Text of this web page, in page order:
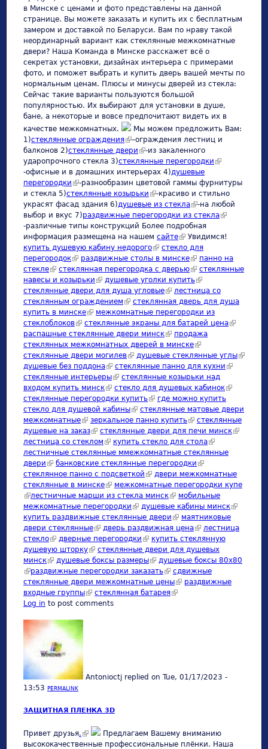
в Минске с ценами и фото представлены на данной
странице. Вы можете заказать и купить их с бесплатным
замером и доставкой по Беларуси. Вам по нраву такой
неординарный вариант как стеклянные межкомнатные
двери? Наша Команда в Минске расскажет всё о
секретах установки, дизайнах интерьера с примерами
фото, и поможет выбрать и купить дверь вашей мечты по
нормальным ценам. Плюсы и минусы дверей из стекла:
Сейчас такие варианты пользуются большой
популярностью. Их выбирают для установки в душе,
бане, а некоторые и вовсе предпочитают видеть их в
качестве межкомнатных.
Мы можем предложить Вам:
1)стеклянные ограждения(link is external)
–ограждения лестниц и
балконов 2)стеклянные двери (link is external)
-из закаленного
ударопрочного стекла 3)cтеклянные перегородки (link is
-офисные и в домашних интерьерах 4)душевые
перегородки (link is external)
-разнообразин цветовой гаммы фурнитуры
и стекла 5)стеклянные козырьки (link is external)
-красиво и стильно
украсят фасад здания 6)душевые из стекла(link is external)
-на любой
выбор и вкус 7)раздвижные перегородки из стекла(link is
-различные типы конструкций Более подробная
информация размещена на нашем сайте(link is external)
Увидимся!
купить душевую кабину недорого(link is external)
стекло для
перегородок(link is external)
раздвижные столы в минске(link is external)
панно на
стекле(link is external)
стеклянная перегородка с дверью(link is external)
стеклянные
навесы и козырьки (link is external)
душевые уголки купить(link is external)
стеклянные двери для душа угловые(link is external)
лестница со
стеклянным ограждением (link is external)
стеклянная дверь для душа
купить в минске(link is external)
межкомнатные перегородки из
стеклоблоков(link is external)
стеклянные экраны для батарей цена(link is
распашные стеклянные двери минск(link is external)
продажа
стеклянных межкомнатных дверей в минске(link is external)
стеклянные двери могилев(link is external)
душевые стеклянные углы(link is
душевые без поддона(link is external)
стеклянные панно для кухни (link is
стеклянные интерьеры(link is external)
стеклянные козырьки над
входом купить минск(link is external)
стекло для душевых кабинок(link is
external)
стеклянные перегородки купить(link is external)
где можно купить
стекло для душевой кабины(link is external)
стеклянные матовые двери
межкомнатные(link is external)
зеркальное панно купить(link is external)
стеклянные
душевые на заказ(link is external)
стеклянные двери для печи минск(link is
лестница со стеклом (link is external)
купить стекло для стола(link is external)
лестничные стеклянные ммежкомнатные стеклянные
двери (link is external)
банковские стеклянные перегородки (link is external)
стеклянное панно с подсветкой (link is external)
двери межкомнатные
стеклянные в минске(link is external)
межкомнатные перегородки купе
(link is external)
лестничные марши из стекла минск(link is external)
мобильные
межкомнатные перегородки (link is external)
душевые кабины минск(link is
external)
купить раздвижные стеклянные двери (link is external)
маятниковые
двери стеклянные(link is external)
дверь раздвижная цена(link is external)
лестница
стекло(link is external)
дверные перегородки (link is external)
купить стеклянную
душевую шторку(link is external)
стеклянные двери для душевых
минск(link is external)
душевые боксы размеры(link is external)
душевые боксы 80х80
(link is external)
раздвижные перегородки заказать(link is external)
сдвижные
стеклянные двери межкомнатные цены(link is external)
раздвижные
входные группы(link is external)
стеклянная батарея(link is external)
Log in to post comments
Antonioctj replied on Tue, 01/17/2023 -
13:53 PERMALINK
ЗАЩИТНАЯ ПЛЕНКА 3D
Привет друзья. (link is external)
Предлагаем Вашему вниманию
высококачественные профессиональные плёнки. Наша